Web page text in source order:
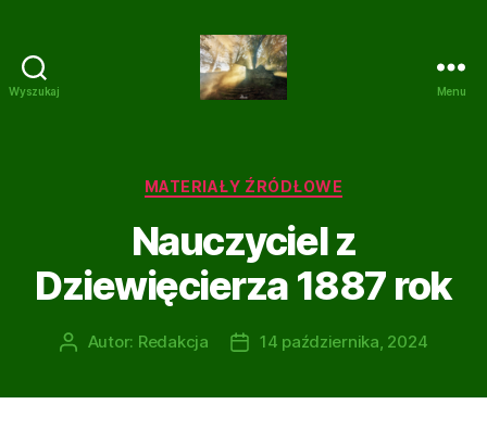
Wyszukaj
i
gliny
Menu
Kategorie
MATERIAŁY ŹRÓDŁOWE
Nauczyciel z
Dziewięcierza 1887 rok
AutorAutor: Redakcja
Data14 października, 2024